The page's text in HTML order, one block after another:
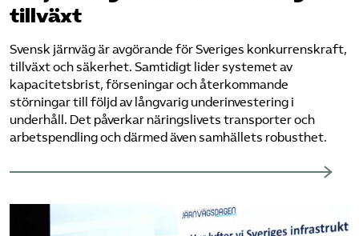
Sök på tagforetagen.se
tillväxt
Svensk järnväg är avgörande för Sveriges konkurrenskraft,
tillväxt och säkerhet. Samtidigt lider systemet av
kapacitetsbrist, förseningar och återkommande
störningar till följd av långvarig underinvestering i
underhåll. Det påverkar näringslivets transporter och
arbetspendling och därmed även samhällets robusthet.